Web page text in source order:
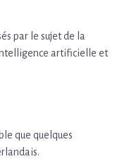
par le sujet de la
artificielle et
que quelques